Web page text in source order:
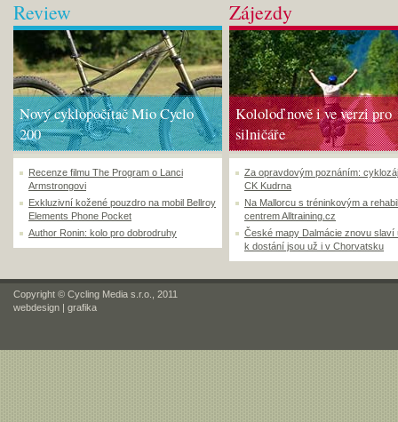
Review
Nový cyklopočítač Mio Cyclo
200
Recenze filmu The Program o Lanci
Armstrongovi
Exkluzivní kožené pouzdro na mobil Bellroy
Elements Phone Pocket
Author Ronin: kolo pro dobrodruhy
Zájezdy
Kololoď nově i ve verzi pro
silničáře
Za opravdovým poznáním:
CK Kudrna
Na Mallorcu s tréninkovým a
centrem Alltraining.cz
České mapy Dalmácie znovu slaví
k dostání jsou už i v Chorvatsku
Copyright © Cycling Media s.r.o., 2011
webdesign | grafika